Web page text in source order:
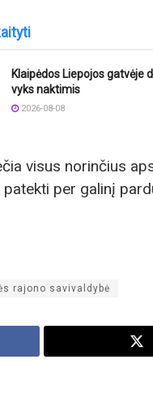
Klaipėdos Liepojos gatvėje
vyks naktimis
2026-08-08
visus norinčius
per galinį
rajono savivaldybė